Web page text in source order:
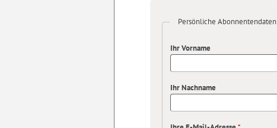
Persönliche Abonnentendaten
Ihr Vorname
Ihr Nachname